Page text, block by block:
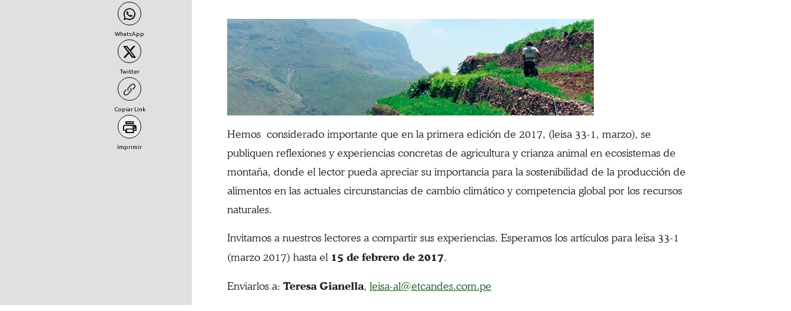
WhatsApp
Twitter
Copiar Link
Imprimir
Hemos considerado importante que en la primera edición de 2017, (leisa 33-1, marzo), se
publiquen reflexiones y experiencias concretas de agricultura y crianza animal en ecosistemas de
montaña, donde el lector pueda apreciar su importancia para la sostenibilidad de la producción de
alimentos en las actuales circunstancias de cambio climático y competencia global por los recursos
naturales.
Invitamos a nuestros lectores a compartir sus experiencias. Esperamos los artículos para leisa 33-1
(marzo 2017) hasta el 15 de febrero de 2017.
Enviarlos a:Teresa Gianella,leisa-al@etcandes.com.pe